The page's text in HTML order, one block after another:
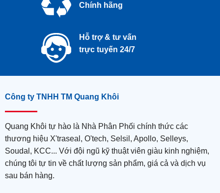
Chính hãng
Hỗ trợ & tư vấn
trực tuyến 24/7
Công ty TNHH TM Quang Khôi
Quang Khôi tự hào là Nhà Phân Phối chính thức các
thương hiệu X'traseal, O'tech, Selsil, Apollo, Selleys,
Soudal, KCC... Với đội ngũ kỹ thuật viên giàu kinh nghiệm,
chúng tôi tự tin về chất lượng sản phẩm, giá cả và dịch vụ
sau bán hàng.